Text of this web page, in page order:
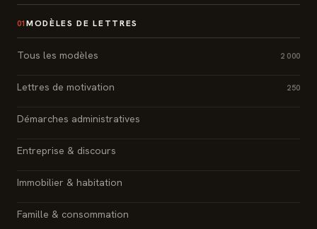
01 MODÈLES DE LETTRES
Tous les modèles 2 000
Lettres de motivation 250
Démarches administratives
Entreprise & discours
Immobilier & habitation
Famille & consommation